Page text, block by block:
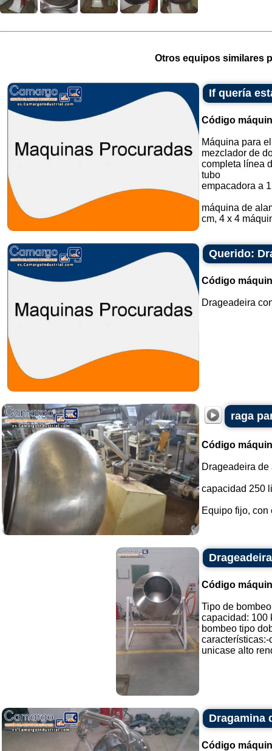
Otros equipos similares
If quería
Código
Máquina para
mezclador de
completa línea
tubo
empacadora a
máquina de
cm, 4 x 4
Querido:
Código
Drageadeira
raga
Código
Drageadeira
capacidad 250
Equipo fijo, con
Código
Tipo de
capacidad: 100
bombeo tipo
unicase alto
Dragamina
Código